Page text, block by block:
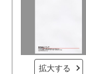
拡大する